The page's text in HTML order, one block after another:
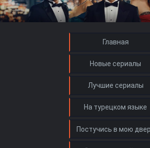
Главная
Новые сериалы
Лучшие сериалы
На турецком языке